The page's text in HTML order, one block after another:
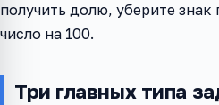
получить долю, уберите знак
число на 100.
Три главных типа